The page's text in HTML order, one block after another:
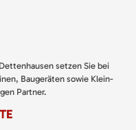
setzen Sie bei
Baugeräten sowie Klein-
Partner.